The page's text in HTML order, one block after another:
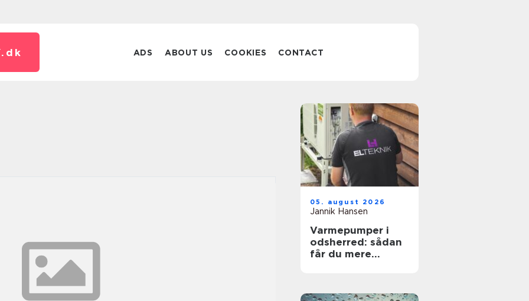
dk ADS ABOUT US COOKIES CONTACT
05. august 2026
Jannik Hansen
Varmepumper i
odsherred: sådan
får du mere